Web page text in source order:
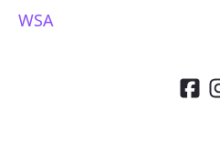
WSA